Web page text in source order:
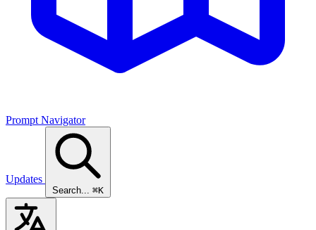
Prompt Navigator
Updates
Search... ⌘K